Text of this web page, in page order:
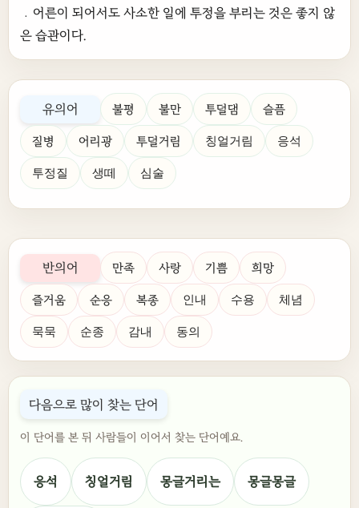
﹒어른이 되어서도 사소한 일에 투정을 부리는 것은 좋지 않
은 습관이다.
유의어 불평 불만 투덜댐 슬픔
질병 어리광 투덜거림 칭얼거림 응석
투정질 생떼 심술
반의어 만족 사랑 기쁨 희망
즐거움 순응 복종 인내 수용 체념
묵묵 순종 감내 동의
다음으로 많이 찾는 단어
이 단어를 본 뒤 사람들이 이어서 찾는 단어예요.
응석 칭얼거림 몽글거리는 몽글몽글